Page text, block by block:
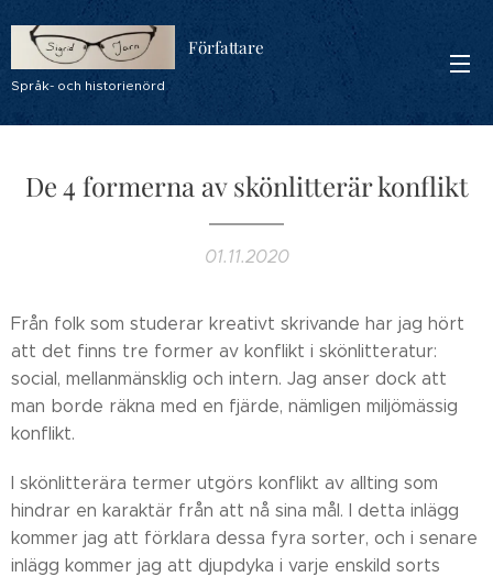
Författare
Språk- och historienörd
De 4 formerna av skönlitterär konflikt
01.11.2020
Från folk som studerar kreativt skrivande har jag hört
att det finns tre former av konflikt i skönlitteratur:
social, mellanmänsklig och intern. Jag anser dock att
man borde räkna med en fjärde, nämligen miljömässig
konflikt.
I skönlitterära termer utgörs konflikt av allting som
hindrar en karaktär från att nå sina mål. I detta inlägg
kommer jag att förklara dessa fyra sorter, och i senare
inlägg kommer jag att djupdyka i varje enskild sorts